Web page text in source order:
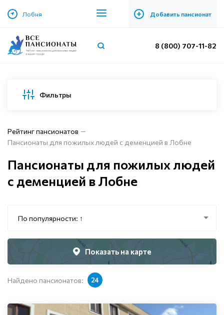
Лобня + Добавить пансионат
8 (800) 707-11-82
Фильтры
Рейтинг пансионатов
Пансионаты для пожилых людей с деменцией в Лобне
Пансионаты для пожилых людей
с деменцией в Лобне
По популярности: ↑
Показать на карте
Найдено пансионатов: 24